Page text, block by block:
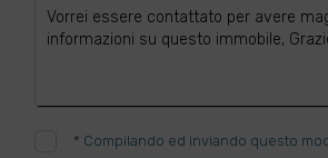
* Compilando ed inviando questo